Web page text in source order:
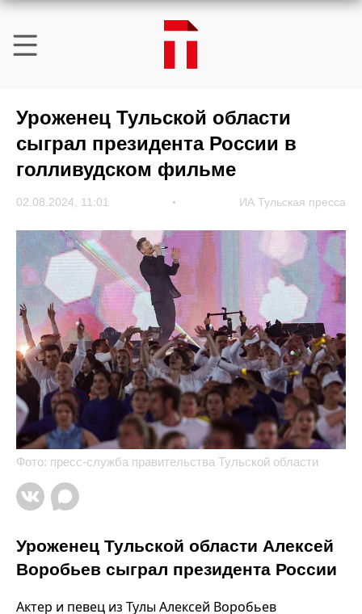
Уроженец Тульской области
сыграл президента России в
голливудском фильме
02.08.2024, 11:01 ИА Тульская пресса
Фото: пресс-служба правительства Тульской области
Уроженец Тульской области Алексей
Воробьев сыграл президента России
Актер и певец из Тулы Алексей Воробьев